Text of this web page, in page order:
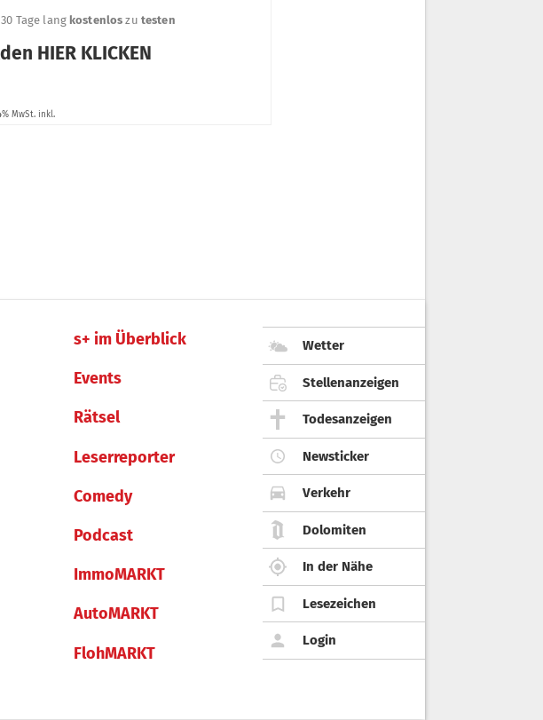
s+ im Überblick
Events
Rätsel
Leserreporter
Comedy
Podcast
ImmoMARKT
AutoMARKT
FlohMARKT
Wetter
Stellenanzeigen
Todesanzeigen
Newsticker
Verkehr
Dolomiten
In der Nähe
Lesezeichen
Login